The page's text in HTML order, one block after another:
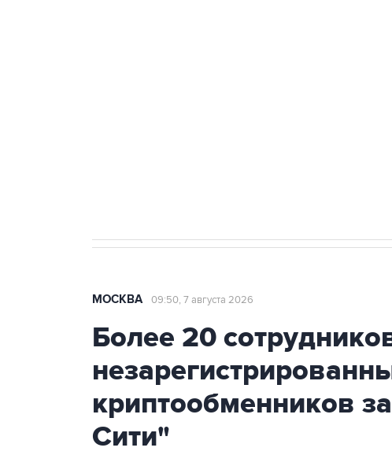
МОСКВА 09:50, 7 августа 2026
Более 20
криптообменников
Сити"